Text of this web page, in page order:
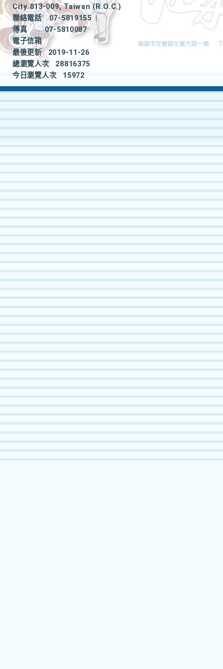
City 813-009, Taiwan (R.O.C.)
聯絡電話
07-5819155
|
傳真
07-5810087
電子信箱
最後更新
2019-11-26
總瀏覽人次
28816375
今日瀏覽人次
15972